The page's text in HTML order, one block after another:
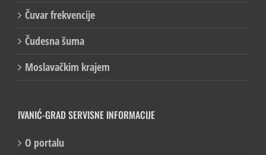
Čuvar frekvencije
Čudesna šuma
Moslavačkim krajem
IVANIĆ-GRAD SERVISNE INFORMACIJE
O portalu